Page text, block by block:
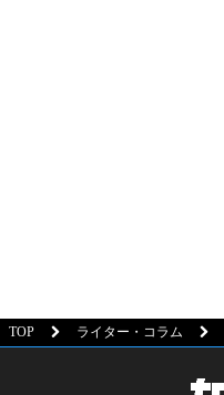
TOP ライター・コラム